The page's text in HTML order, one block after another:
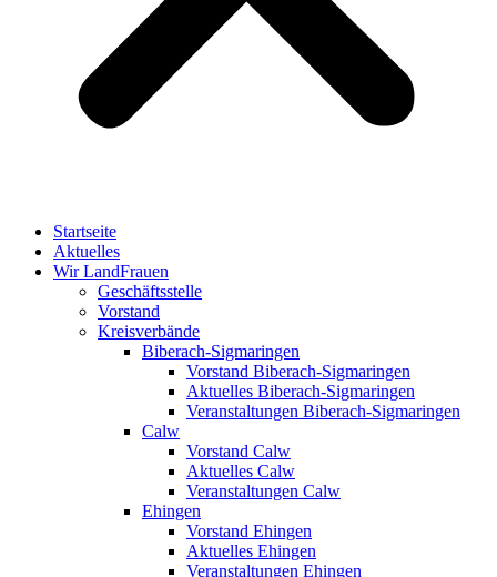
Startseite
Aktuelles
Wir LandFrauen
Geschäftsstelle
Vorstand
Kreisverbände
Biberach-Sigmaringen
Vorstand Biberach-Sigmaringen
Aktuelles Biberach-Sigmaringen
Veranstaltungen Biberach-Sigmaringen
Calw
Vorstand Calw
Aktuelles Calw
Veranstaltungen Calw
Ehingen
Vorstand Ehingen
Aktuelles Ehingen
Veranstaltungen Ehingen